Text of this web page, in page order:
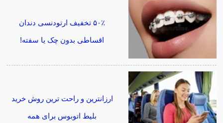
۵۰٪ تخفیف ارتودنسی دندان
اقساطی بدون چک یا سفته!
ارزانترین و راحت ترین روش خرید
بلیط اتوبوس برای همه